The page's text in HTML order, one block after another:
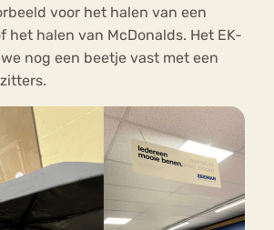
voor het halen van een
het halen van McDonalds. Het EK-
nog een beetje vast met een